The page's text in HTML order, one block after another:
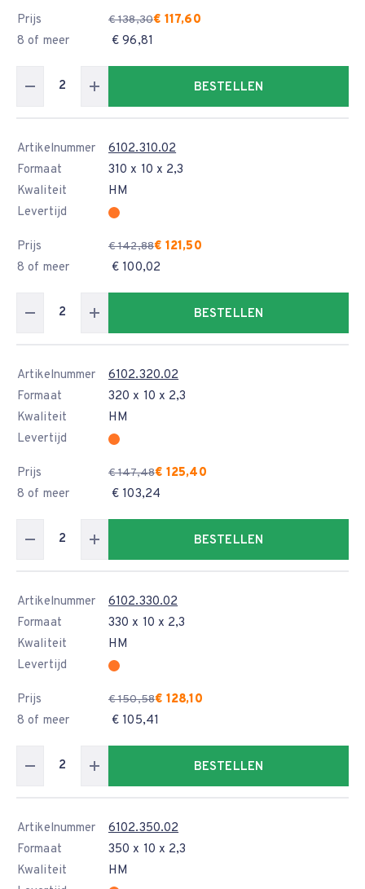
Prijs € 138,30€ 117,60
8 of meer
€ 96,81
BESTELLEN
Artikelnummer
6102.310.02
Formaat
310 x 10 x 2,3
Kwaliteit
HM
Levertijd
Prijs € 142,88€ 121,50
8 of meer
€ 100,02
BESTELLEN
Artikelnummer
6102.320.02
Formaat
320 x 10 x 2,3
Kwaliteit
HM
Levertijd
Prijs € 147,48€ 125,40
8 of meer
€ 103,24
BESTELLEN
Artikelnummer
6102.330.02
Formaat
330 x 10 x 2,3
Kwaliteit
HM
Levertijd
Prijs € 150,58€ 128,10
8 of meer
€ 105,41
BESTELLEN
Artikelnummer
6102.350.02
Formaat
350 x 10 x 2,3
Kwaliteit
HM